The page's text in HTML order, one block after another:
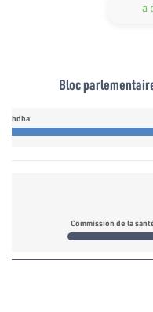
a
Bloc
Commission de la